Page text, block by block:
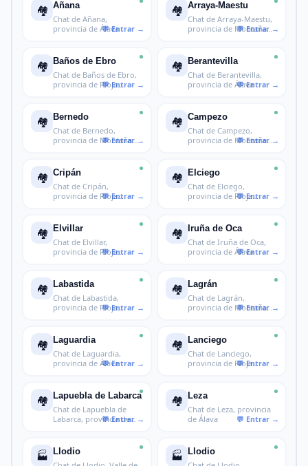
🏘️ Añana
Chat de Añana,
provincia de Álava
🏘️ Arraya-Maestu
Chat de Arraya-Maestu,
provincia de Montaña
🏘️ Baños de Ebro
Chat de Baños de Ebro,
provincia de Rioja
🏘️ Berantevilla
Chat de Berantevilla,
provincia de Álava
🏘️ Bernedo
Chat de Bernedo,
provincia de Montaña
🏘️ Campezo
Chat de Campezo,
provincia de Montaña
🏘️ Cripán
Chat de Cripán,
provincia de Rioja
🏘️ Elciego
Chat de Elciego,
provincia de Rioja
🏘️ Elvillar
Chat de Elvillar,
provincia de Rioja
🏘️ Iruña de Oca
Chat de Iruña de Oca,
provincia de Álava
🏘️ Labastida
Chat de Labastida,
provincia de Rioja
🏘️ Lagrán
Chat de Lagrán,
provincia de Montaña
🏘️ Laguardia
Chat de Laguardia,
provincia de Álava
🏘️ Lanciego
Chat de Lanciego,
provincia de Rioja
🏘️ Lapuebla de Labarca
Chat de Lapuebla de
Labarca, provincia de
🏘️ Leza
Chat de Leza, provincia
de Álava
🏭 Llodio 🏭 Llodio